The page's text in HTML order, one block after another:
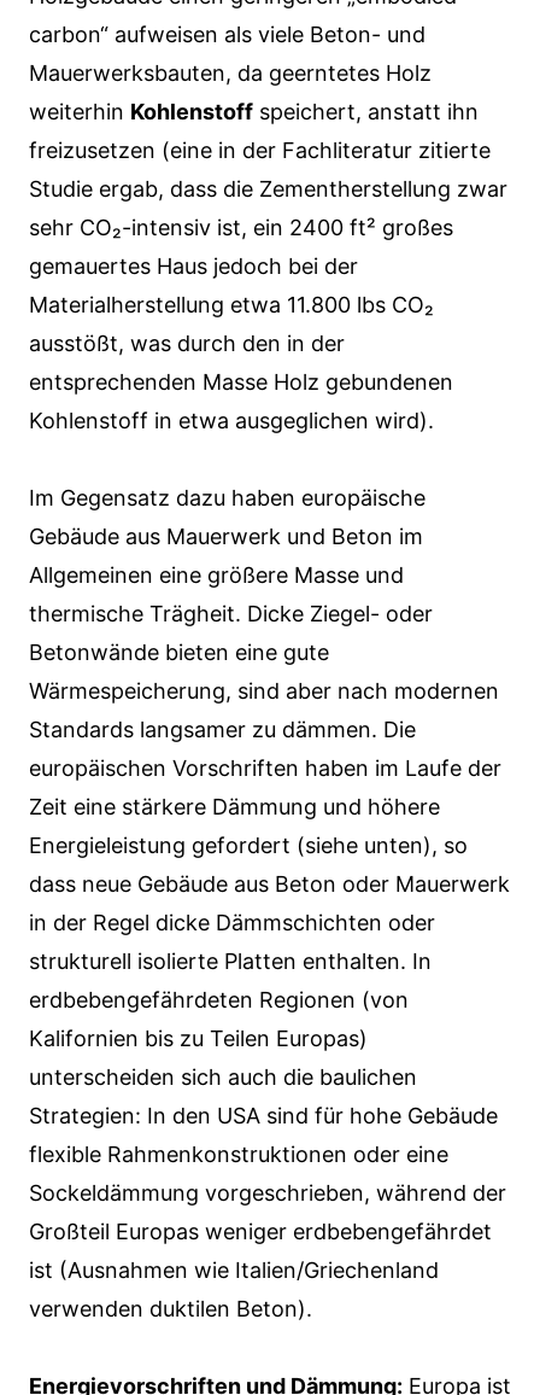
carbon“ aufweisen als viele Beton- und
Mauerwerksbauten, da geerntetes Holz
weiterhin Kohlenstoff speichert, anstatt ihn
freizusetzen (eine in der Fachliteratur zitierte
Studie ergab, dass die Zementherstellung zwar
sehr CO₂-intensiv ist, ein 2400 ft² großes
gemauertes Haus jedoch bei der
Materialherstellung etwa 11.800 lbs CO₂
ausstößt, was durch den in der
entsprechenden Masse Holz gebundenen
Kohlenstoff in etwa ausgeglichen wird).
Im Gegensatz dazu haben europäische
Gebäude aus Mauerwerk und Beton im
Allgemeinen eine größere Masse und
thermische Trägheit. Dicke Ziegel- oder
Betonwände bieten eine gute
Wärmespeicherung, sind aber nach modernen
Standards langsamer zu dämmen. Die
europäischen Vorschriften haben im Laufe der
Zeit eine stärkere Dämmung und höhere
Energieleistung gefordert (siehe unten), so
dass neue Gebäude aus Beton oder Mauerwerk
in der Regel dicke Dämmschichten oder
strukturell isolierte Platten enthalten. In
erdbebengefährdeten Regionen (von
Kalifornien bis zu Teilen Europas)
unterscheiden sich auch die baulichen
Strategien: In den USA sind für hohe Gebäude
flexible Rahmenkonstruktionen oder eine
Sockeldämmung vorgeschrieben, während der
Großteil Europas weniger erdbebengefährdet
ist (Ausnahmen wie Italien/Griechenland
verwenden duktilen Beton).
Energievorschriften und Dämmung: Europa ist